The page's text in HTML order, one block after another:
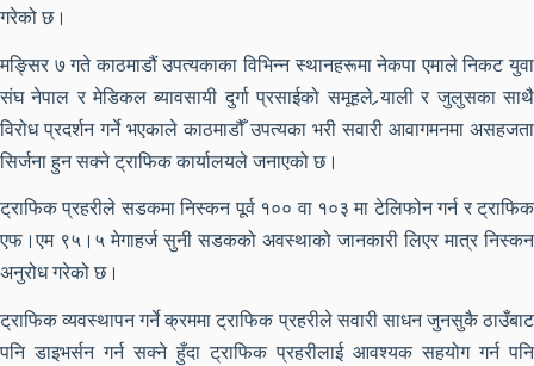
गरेको छ।
मङ्सिर ७ गते काठमाडौं उपत्यकाका विभिन्न स्थानहरूमा नेकपा एमाले निकट युवा
संघ नेपाल र मेडिकल ब्यावसायी दुर्गा प्रसाईको समूहले र्‍याली र जुलुसका साथै
विरोध प्रदर्शन गर्ने भएकाले काठमाडौँ उपत्यका भरी सवारी आवागमनमा असहजता
सिर्जना हुन सक्ने ट्राफिक कार्यालयले जनाएको छ।
ट्राफिक प्रहरीले सडकमा निस्कन पूर्व १०० वा १०३ मा टेलिफोन गर्न र ट्राफिक
एफ।एम ९५।५ मेगाहर्ज सुनी सडकको अवस्थाको जानकारी लिएर मात्र निस्कन
अनुरोध गरेको छ।
ट्राफिक व्यवस्थापन गर्ने क्रममा ट्राफिक प्रहरीले सवारी साधन जुनसुकै ठाउँबाट
पनि डाइभर्सन गर्न सक्ने हुँदा ट्राफिक प्रहरीलाई आवश्यक सहयोग गर्न पनि